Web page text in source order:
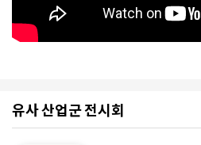
유사 산업군 전시회